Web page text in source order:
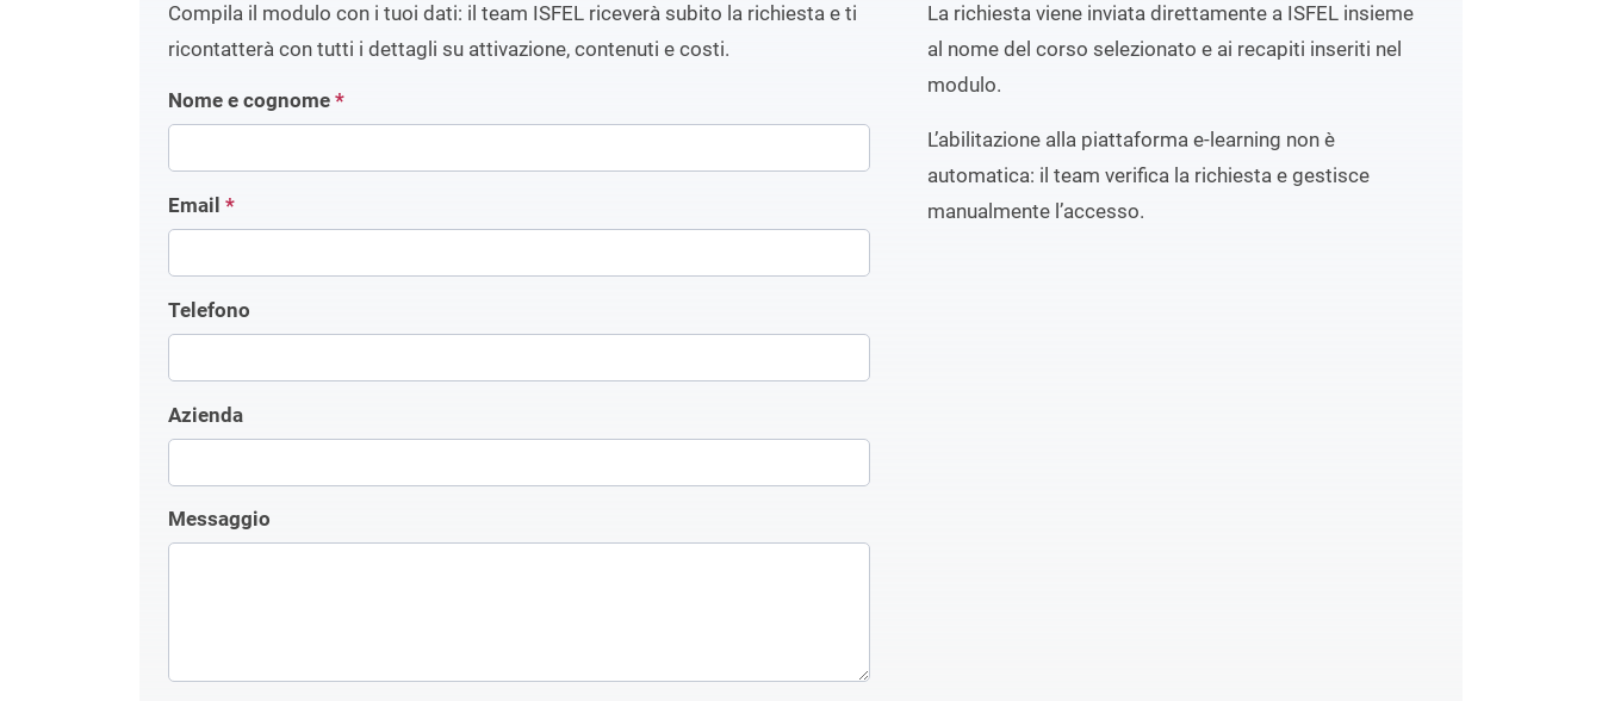
Compila il modulo con i tuoi dati: il team ISFEL riceverà subito la richiesta e ti
ricontatterà con tutti i dettagli su attivazione, contenuti e costi.
Nome e cognome *
Email *
Telefono
Azienda
Messaggio
La richiesta viene inviata direttamente a ISFEL insieme
al nome del corso selezionato e ai recapiti inseriti nel
modulo.
L’abilitazione alla piattaforma e-learning non è
automatica: il team verifica la richiesta e gestisce
manualmente l’accesso.